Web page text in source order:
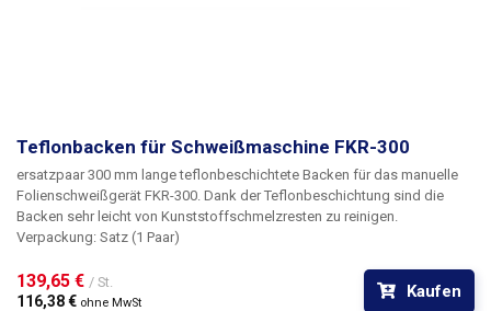
Teflonbacken für Schweißmaschine FKR-300
ersatzpaar 300 mm lange teflonbeschichtete Backen für das manuelle
Folienschweißgerät FKR-300. Dank der Teflonbeschichtung sind die
Backen sehr leicht von Kunststoffschmelzresten zu reinigen.
Verpackung: Satz (1 Paar)
139,65 € / St.
116,38 € ohne MwSt
Kaufen